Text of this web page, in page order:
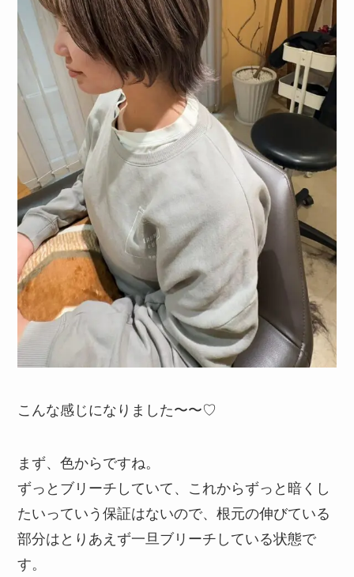
こんな感じになりました〜〜♡
まず、色からですね。
ずっとブリーチしていて、これからずっと暗くし
たいっていう保証はないので、根元の伸びている
部分はとりあえず一旦ブリーチしている状態で
す。